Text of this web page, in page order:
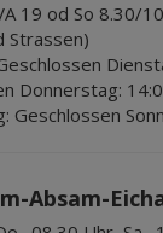
19 od So 8.30/
Strassen)
Donnerstag:
Geschlossen
Absam-